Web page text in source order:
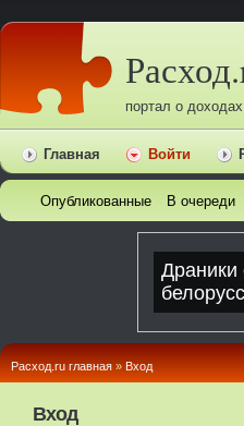
портал о
Главная Войти
Опубликованные В очереди
Расход.ru главная » Вход
Вход